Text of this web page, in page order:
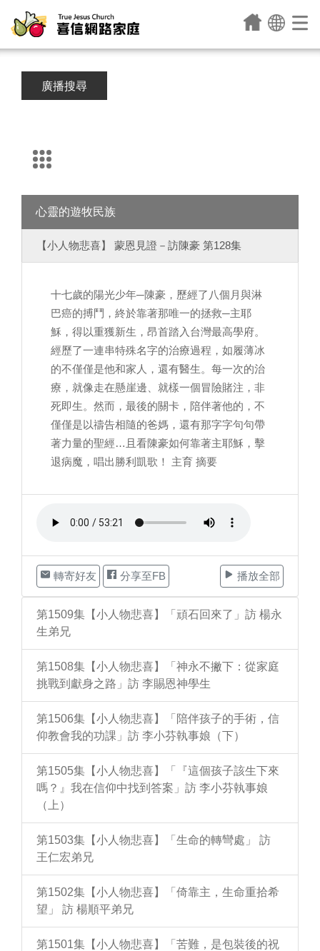
廣播搜尋
心靈的遊牧民族
【小人物悲喜】 蒙恩見證－訪陳豪 第128集
十七歲的陽光少年─陳豪，歷經了八個月與淋
巴癌的搏鬥，終於靠著那唯一的拯救─主耶
穌，得以重獲新生，昂首踏入台灣最高學府。
經歷了一連串特殊名字的治療過程，如履薄冰
的不僅僅是他和家人，還有醫生。每一次的治
療，就像走在懸崖邊、就樣一個冒險賭注，非
死即生。然而，最後的關卡，陪伴著他的，不
僅僅是以禱告相隨的爸媽，還有那字字句句帶
著力量的聖經…且看陳豪如何靠著主耶穌，擊
退病魔，唱出勝利凱歌！ 主育 摘要
轉寄好友 分享至FB 播放全部
第1509集【小人物悲喜】「頑石回來了」訪 楊永
生弟兄
第1508集【小人物悲喜】「神永不撇下：從家庭
挑戰到獻身之路」訪 李賜恩神學生
第1506集【小人物悲喜】「陪伴孩子的手術，信
仰教會我的功課」訪 李小芬執事娘（下）
第1505集【小人物悲喜】「『這個孩子該生下來
嗎？』我在信仰中找到答案」訪 李小芬執事娘
（上）
第1503集【小人物悲喜】「生命的轉彎處」 訪
王仁宏弟兄
第1502集【小人物悲喜】「倚靠主，生命重拾希
望」 訪 楊順平弟兄
第1501集【小人物悲喜】「苦難，是包裝後的祝